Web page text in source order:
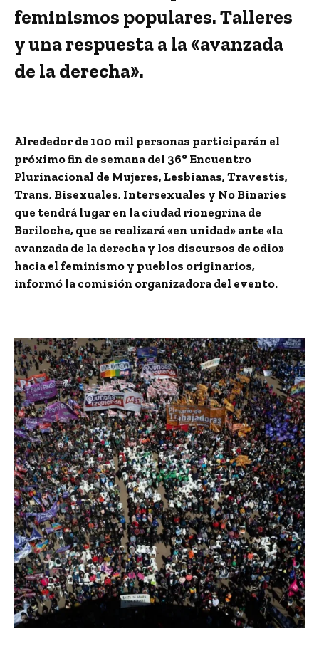
feminismos populares. Talleres
y una respuesta a la «avanzada
de la derecha».
Alrededor de 100 mil personas participarán el
próximo fin de semana del 36° Encuentro
Plurinacional de Mujeres, Lesbianas, Travestis,
Trans, Bisexuales, Intersexuales y No Binaries
que tendrá lugar en la ciudad rionegrina de
Bariloche, que se realizará «en unidad» ante «la
avanzada de la derecha y los discursos de odio»
hacia el feminismo y pueblos originarios,
informó la comisión organizadora del evento.